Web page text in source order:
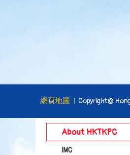
網頁地圖 | Copyright©
About HKTKPC
IMC